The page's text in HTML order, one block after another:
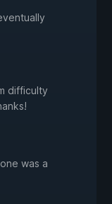
difficulty
was a